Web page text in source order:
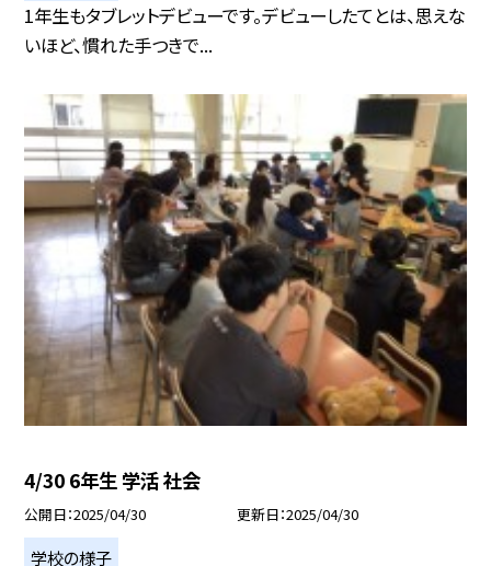
1年生もタブレットデビューです。デビューしたてとは、思えな
いほど、慣れた手つきで...
4/30 6年生 学活 社会
公開日 2025/04/30 更新日 2025/04/30
学校の様子